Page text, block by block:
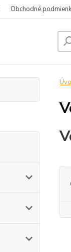
Obchodné